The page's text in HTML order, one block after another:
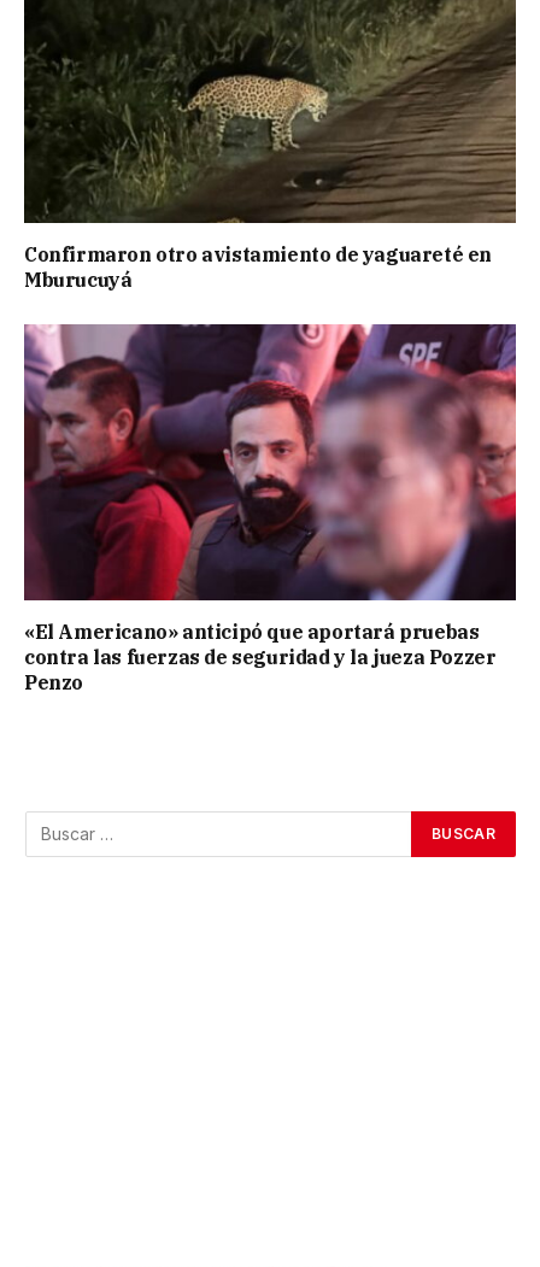
Confirmaron otro avistamiento de yaguareté en
Mburucuyá
«El Americano» anticipó que aportará pruebas
contra las fuerzas de seguridad y la jueza Pozzer
Penzo